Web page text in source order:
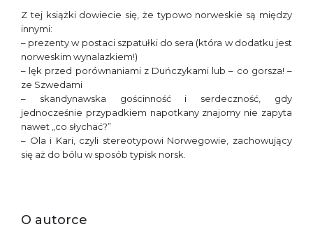
Z tej książki dowiecie się, że typowo norweskie są między
innymi:
– prezenty w postaci szpatułki do sera (która w dodatku jest
norweskim wynalazkiem!)
– lęk przed porównaniami z Duńczykami lub – co gorsza! –
ze Szwedami
– skandynawska gościnność i serdeczność, gdy
jednocześnie przypadkiem napotkany znajomy nie zapyta
nawet „co słychać?”
– Ola i Kari, czyli stereotypowi Norwegowie, zachowujący
się aż do bólu w sposób typisk norsk.
O autorce